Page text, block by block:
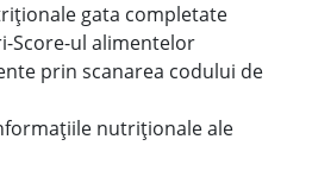
gata completate
Score-ul alimentelor
prin scanarea codului de
nutriționale ale